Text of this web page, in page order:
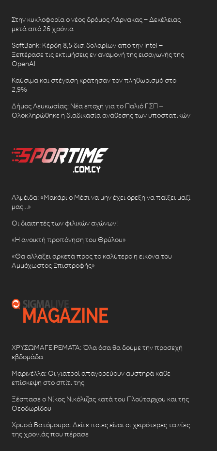
Στην κυκλοφορία ο νέος δρόμος Λάρνακας – Δεκέλειας
μετά από 26 χρόνια
SoftBank: Κέρδη 8,5 δισ. δολαρίων από την Intel –
Ξεπέρασε τις εκτιμήσεις εν αναμονή της εισαγωγής της
OpenAI
Καύσιμα και στέγαση κράτησαν τον πληθωρισμό στο
2,9%
Δήμος Λευκωσίας: Νέα εποχή για το Παλιό ΓΣΠ –
Ολοκληρώθηκε η διαδικασία ανάθεσης των υποστατικών
Αλμέιδα: «Μακάρι ο Μέσι να μην έχει όρεξη να παίξει μαζί
μας…»
Οι διαιτητές των φιλικών αγώνων!
«Η ανοικτή προπόνηση του Θρύλου»
«Θα αλλάξει αρκετά προς το καλύτερο η εικόνα του
Αμμόχωστος Επιστροφής»
ΧΡΥΣΩΜΑΓΕΙΡΕΜΑΤΑ: Όλα όσα θα δούμε την προσεχή
εβδομάδα
Μαρινέλλα: Οι γιατροί απαγορεύουν αυστηρά κάθε
επίσκεψη στο σπίτι της
Ξέσπασε ο Νίκος Νικόλιζας κατά του Πλούταρχου και της
Θεοδωρίδου
Χρυσά Βατόμουρα: Δείτε ποιες είναι οι χειρότερες ταινίες
της χρονιάς που πέρασε